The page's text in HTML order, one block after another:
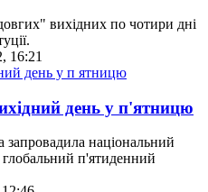
вихідних по чотири дні
16:21
день у п'ятницю
запровадила національний
п'ятиденний